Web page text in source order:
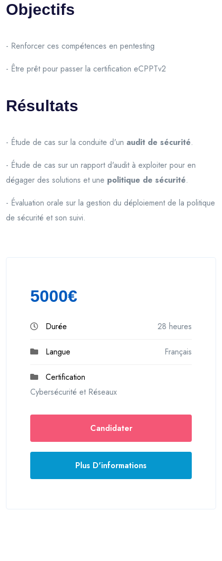
Objectifs
- Renforcer ces compétences en pentesting
- Être prêt pour passer la certification eCPPTv2
Résultats
- Étude de cas sur la conduite d'un audit de sécurité.
- Étude de cas sur un rapport d'audit à exploiter pour en
dégager des solutions et une politique de sécurité.
- Évaluation orale sur la gestion du déploiement de la politique
de sécurité et son suivi.
5000€
Durée 28 heures
Langue Français
Certification
Cybersécurité et Réseaux
Candidater
Plus D'informations